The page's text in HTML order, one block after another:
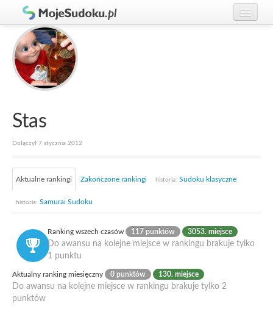
Graj w Sudoku!
Zasady Sudoku
Rankingi
Gracze
Stas
Dołączył 7 stycznia 2012
Aktualne rankingi Zakończone rankingi historia: Sudoku klasyczne
historia: Samurai Sudoku
Ranking wszech czasów 117 punktów 3053. miejsce
Do awansu na kolejne miejsce w rankingu brakuje tylko
1 punktu
Aktualny ranking miesięczny 0 punktów 130. miejsce
Do awansu na kolejne miejsce w rankingu brakuje tylko 2
punktów